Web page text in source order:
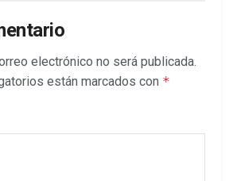
electrónico no será publicada.
están marcados con *